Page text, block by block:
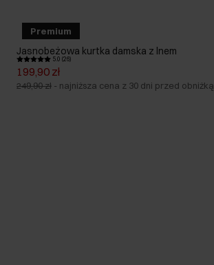
Premium
Jasnobeżowa kurtka damska z lnem
5.0 (26)
199,90 zł
249,90 zł - najniższa cena z 30 dni przed obniżką